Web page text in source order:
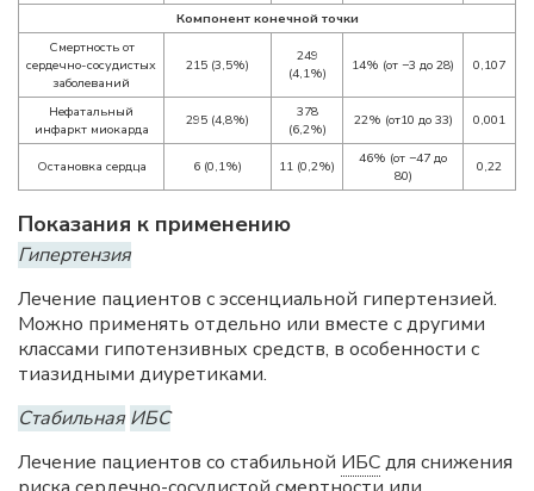
Компонент конечной точки
Смертность от
сердечно-сосудистых
заболеваний
215 (3,5%)
249
(4,1%)
14% (от −3 до 28) 0,107
Нефатальный
инфаркт миокарда
295 (4,8%)
378
(6,2%)
22% (от10 до 33) 0,001
Остановка сердца 6 (0,1%) 11 (0,2%)
46% (от −47 до
80)
0,22
Показания к применению
Гипертензия
Лечение пациентов с эссенциальной гипертензией.
Можно применять отдельно или вместе с другими
классами гипотензивных средств, в особенности с
тиазидными диуретиками.
Стабильная ИБС
Лечение пациентов со стабильной ИБСдля снижения